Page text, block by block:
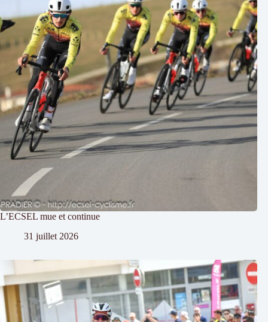
L’ECSEL mue et continue
31 juillet 2026